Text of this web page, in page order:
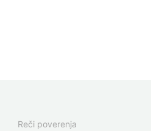
Reči poverenja